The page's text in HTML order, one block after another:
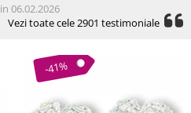
in 06.02.2026
Vezi toate cele 2901 testimoniale
-41%